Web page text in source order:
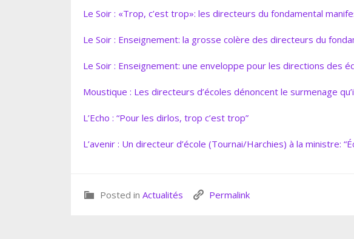
Le Soir : «Trop, c’est trop»: les directeurs du fondamental
Le Soir : Enseignement: la grosse colère des directeurs du
Le Soir : Enseignement: une enveloppe pour les directions des
Moustique : Les directeurs d’écoles dénoncent le surmenage
L’Echo : “Pour les dirlos, trop c’est trop”
L’avenir : Un directeur d’école (Tournai/Harchies) à la ministre:
Posted in Actualités Permalink